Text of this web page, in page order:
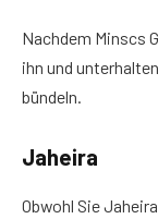
Nachdem Minscs
ihn und
bündeln.
Jaheira
Obwohl Sie